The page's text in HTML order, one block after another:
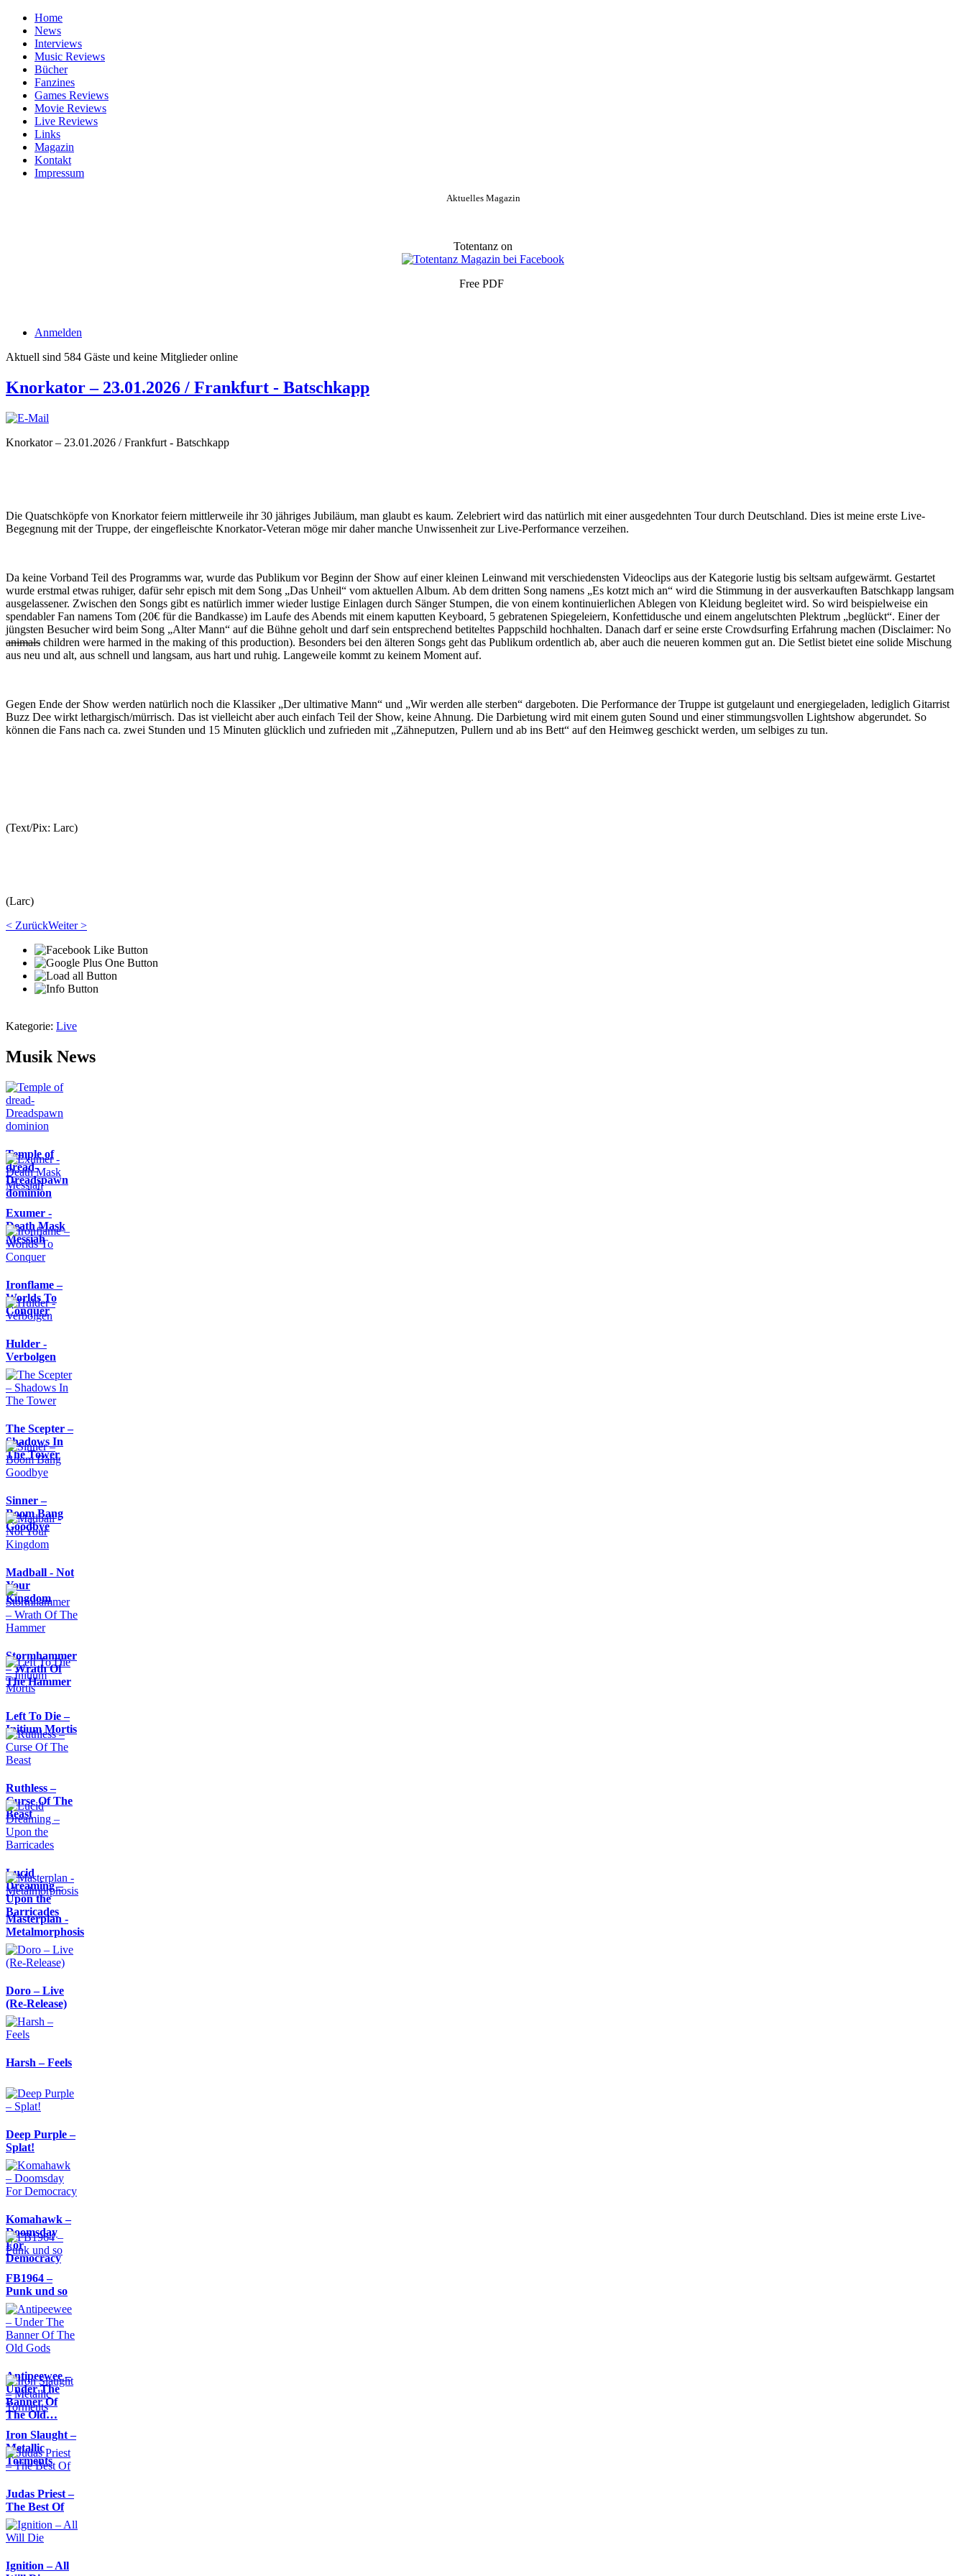
Home
News
Interviews
Music Reviews
Bücher
Fanzines
Games Reviews
Movie Reviews
Live Reviews
Links
Magazin
Kontakt
Impressum
Aktuelles Magazin
Totentanz on
Free PDF
Anmelden
Aktuell sind 584 Gäste und keine Mitglieder online
Knorkator – 23.01.2026 / Frankfurt - Batschkapp
Knorkator – 23.01.2026 / Frankfurt - Batschkapp
Die Quatschköpfe von Knorkator feiern mittlerweile ihr 30 jähriges Jubiläum, man glaubt es kaum. Zelebriert wird das natürlich mit einer ausgedehnten Tour durch Deutschland. Dies ist meine erste Live-
Begegnung mit der Truppe, der eingefleischte Knorkator-Veteran möge mir daher manche Unwissenheit zur Live-Performance verzeihen.
Da keine Vorband Teil des Programms war, wurde das Publikum vor Beginn der Show auf einer kleinen Leinwand mit verschiedensten Videoclips aus der Kategorie lustig bis seltsam aufgewärmt. Gestartet
wurde erstmal etwas ruhiger, dafür sehr episch mit dem Song „Das Unheil“ vom aktuellen Album. Ab dem dritten Song namens „Es kotzt mich an“ wird die Stimmung in der ausverkauften Batschkapp langsam
ausgelassener. Zwischen den Songs gibt es natürlich immer wieder lustige Einlagen durch Sänger Stumpen, die von einem kontinuierlichen Ablegen von Kleidung begleitet wird. So wird beispielweise ein
spendabler Fan namens Tom (20€ für die Bandkasse) im Laufe des Abends mit einem kaputten Keyboard, 5 gebratenen Spiegeleiern, Konfettidusche und einem angelutschten Plektrum „beglückt“. Einer der
jüngsten Besucher wird beim Song „Alter Mann“ auf die Bühne geholt und darf sein entsprechend betiteltes Pappschild hochhalten. Danach darf er seine erste Crowdsurfing Erfahrung machen (Disclaimer: No
animals children were harmed in the making of this production). Besonders bei den älteren Songs geht das Publikum ordentlich ab, aber auch die neueren kommen gut an. Die Setlist bietet eine solide Mischung
aus neu und alt, aus schnell und langsam, aus hart und ruhig. Langeweile kommt zu keinem Moment auf.
Gegen Ende der Show werden natürlich noch die Klassiker „Der ultimative Mann“ und „Wir werden alle sterben“ dargeboten. Die Performance der Truppe ist gutgelaunt und energiegeladen, lediglich Gitarrist
Buzz Dee wirkt lethargisch/mürrisch. Das ist vielleicht aber auch einfach Teil der Show, keine Ahnung. Die Darbietung wird mit einem guten Sound und einer stimmungsvollen Lightshow abgerundet. So
können die Fans nach ca. zwei Stunden und 15 Minuten glücklich und zufrieden mit „Zähneputzen, Pullern und ab ins Bett“ auf den Heimweg geschickt werden, um selbiges zu tun.
(Text/Pix: Larc)
(Larc)
< ZurückWeiter >
Kategorie: Live
Musik News
Temple of
dread-
Dreadspawn
dominion
Exumer -
Death Mask
Messiah
Ironflame –
Worlds To
Conquer
Hulder -
Verbolgen
The Scepter –
Shadows In
The Tower
Sinner –
Boom Bang
Goodbye
Madball - Not
Your
Kingdom
Stormhammer
– Wrath Of
The Hammer
Left To Die –
Initium Mortis
Ruthless –
Curse Of The
Beast
Lucid
Dreaming –
Upon the
Barricades
Masterplan -
Metalmorphosis
Doro – Live
(Re-Release)
Harsh – Feels
Deep Purple –
Splat!
Komahawk –
Doomsday
For
Democracy
FB1964 –
Punk und so
Antipeewee –
Under The
Banner Of
The Old…
Iron Slaught –
Metallic
Torments
Judas Priest –
The Best Of
Ignition – All